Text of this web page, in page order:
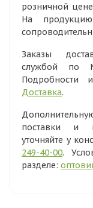
розничной
На
Заказы
службой по
Подробности
Доставка.
поставки и
уточняйте у
249-40-00.
разделе: